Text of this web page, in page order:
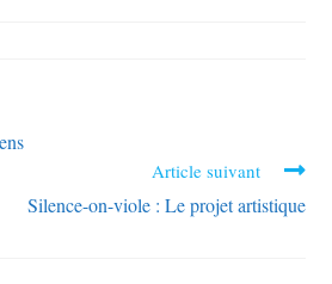
Article suivant
Silence-on-viole : Le projet artistique